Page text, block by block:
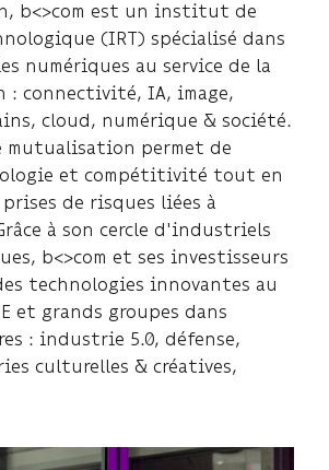
b<>com est un institut de
(IRT) spécialisé dans
numériques au service de la
: connectivité, IA, image,
cloud, numérique & société.
mutualisation permet de
et compétitivité tout en
de risques liées à
à son cercle d'industriels
b<>com et ses investisseurs
technologies innovantes au
et grands groupes dans
: industrie 5.0, défense,
culturelles & créatives,